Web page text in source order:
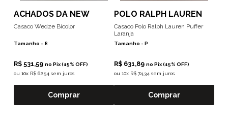
ACHADOS DA NEW
Casaco Wedze Bicolor
Tamanho - 8
R$ 531,59 no Pix (15% OFF)
ou 10x R$ 62,54 sem juros
Comprar
POLO RALPH LAUREN
Casaco Polo Ralph Lauren Puffer
Laranja
Tamanho - P
R$ 631,89 no Pix (15% OFF)
ou 10x R$ 74,34 sem juros
Comprar